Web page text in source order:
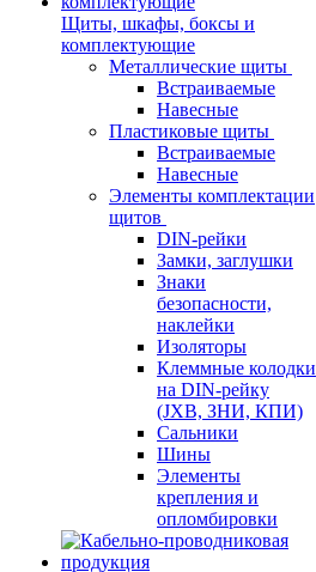
Щиты, шкафы, боксы и
комплектующие
Металлические щиты
Встраиваемые
Навесные
Пластиковые щиты
Встраиваемые
Навесные
Элементы комплектации
щитов
DIN-рейки
Замки, заглушки
Знаки
безопасности,
наклейки
Изоляторы
Клеммные колодки
на DIN-рейку
(JXB, ЗНИ, КПИ)
Сальники
Шины
Элементы
крепления и
опломбировки